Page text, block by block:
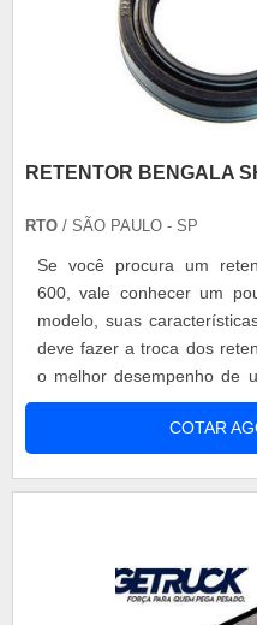
RETENTOR BENGALA
RTO / SÃO PAULO - SP
Se você procura um
600, vale conhecer um
modelo, suas
deve fazer a troca dos
o melhor desempenho de
600 é um modelo de
comercializado pela Honda
2005. Esse modelo é muito
COTAR